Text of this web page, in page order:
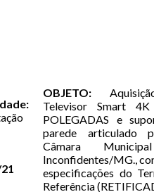
OBJETO:
Televisor Smart
POLEGADAS e
parede articulado
Câmara
Inconfidentes/MG.,
especificações do
Referência